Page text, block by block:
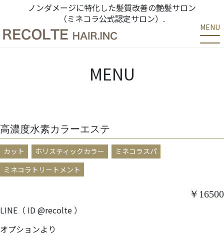
ノンダメージに特化した髪質改善の艶髪サロン
（ミネコラ公式認定サロン）.
MENU
MENU
高濃度水素カラーエステ
カット ホリスティックカラー
ミネコラスパ
ミネコラトリートメント
￥16500
LINE（ ID @recolte ）
オプションより